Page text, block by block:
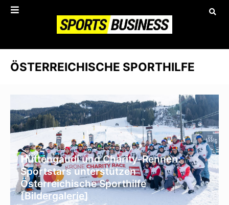
ÖSTERREICHISCHE SPORTHILFE
Hüttengaudi und Charity-Rennen:
Sportstars unterstützen
Österreichische Sporthilfe
[Bildergalerie]